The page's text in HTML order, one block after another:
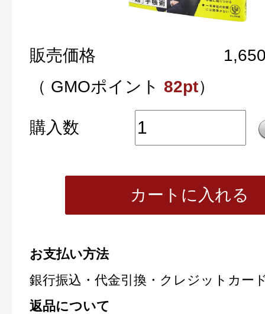
販売価格
（ GMOポイント 82pt）
購入数
カートに入れる
お支払い方法
銀行振込・代金引換・クレジットカー
返品について